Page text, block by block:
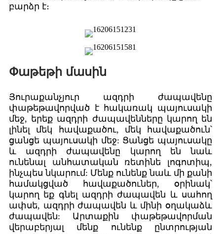
բարձր է։
Փաթեթի մասին
Յուրաքանչյուր ազդրի ժապավենը
փաթեթավորված է հակառակ պայուսակի
մեջ, երեք ազդրի ժապավենները կարող են
լինել մեկ հավաքածու, մեկ հավաքածուն՝
ցանցե պայուսակի մեջ: Ցանցե պայուսակը
և ազդրի ժապավենը կարող են նաև
ունենալ անհատական ​​ռետինե լոգոտիպ,
ինչպես նկարում: Մենք ունենք նաև մի քանի
համակցված հավաքածուներ, օրինակ՝
կարող եք գնել ազդրի ժապավեն և սահող
ափսե, ազդրի ժապավեն և մինի օղակաձև
ժապավեն: Արտաքին փաթեթավորման
վերաբերյալ մենք ունենք ընտրության